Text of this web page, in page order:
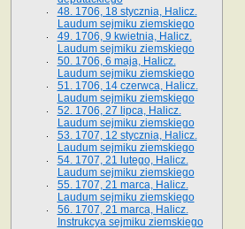
48. 1706, 18 stycznia, Halicz.
Laudum sejmiku ziemskiego
49. 1706, 9 kwietnia, Halicz.
Laudum sejmiku ziemskiego
50. 1706, 6 maja, Halicz.
Laudum sejmiku ziemskiego
51. 1706, 14 czerwca, Halicz.
Laudum sejmiku ziemskiego
52. 1706, 27 lipca, Halicz.
Laudum sejmiku ziemskiego
53. 1707, 12 stycznia, Halicz.
Laudum sejmiku ziemskiego
54. 1707, 21 lutego, Halicz.
Laudum sejmiku ziemskiego
55. 1707, 21 marca, Halicz.
Laudum sejmiku ziemskiego
56. 1707, 21 marca, Halicz.
Instrukcya sejmiku ziemskiego